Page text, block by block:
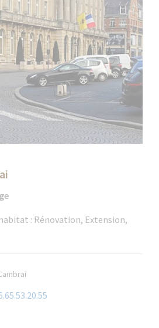
: Rénovation, Extension,